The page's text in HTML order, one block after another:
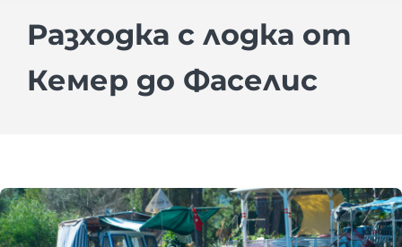
Разходка с лодка от
Кемер до Фаселис